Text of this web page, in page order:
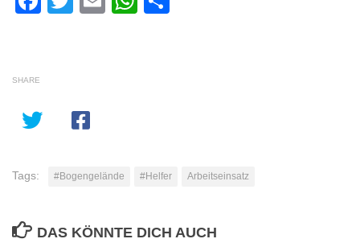
SHARE
Tags: #Bogengelände #Helfer Arbeitseinsatz
DAS KÖNNTE DICH AUCH